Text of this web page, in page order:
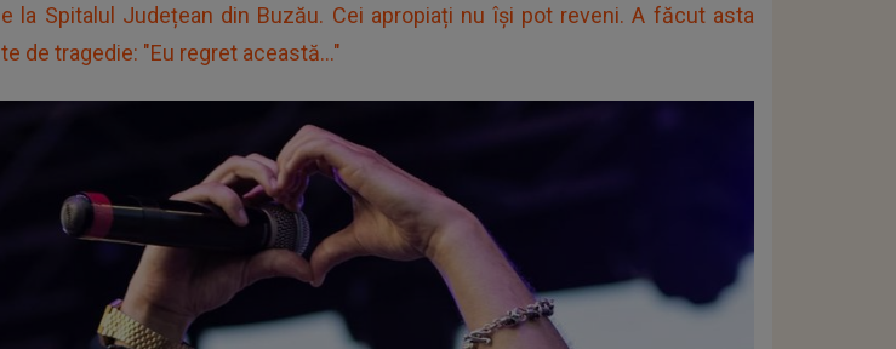
la Spitalul Județean din Buzău. Cei apropiați nu își pot reveni. A făcut asta
de tragedie: "Eu regret această..."